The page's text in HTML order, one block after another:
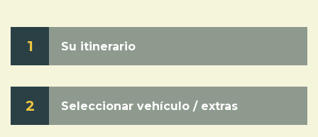
1 Su itinerario
2 Seleccionar vehículo / extras